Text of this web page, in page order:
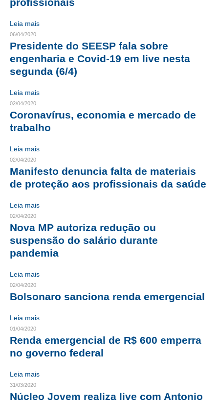
CONTRIBUIÇÃO ASSISTENCIAL
CONTRIBUIÇÃO ASSOCIATIVA OU ANUIDADE DE SÓCIO
CONTRIBUIÇÃO SINDICAL URBANA
REVISÃO DE APOSENTADORIA
FGTS CORREÇÃO
LEI 5.194/1966 – REGULAMENTAÇÃO DA PROFISSÃO
LEI 6.496/1977 – ART
RES 1.002/2002 – CÓDIGO DE ÉTICA
PISO SALARIAL
OPORTUNIDADES
APRESENTAÇÃO
EMPREGO E ESTÁGIO
CARREIRA
NEWSLETTER
profissionais
Leia mais
06/04/2020
Presidente do SEESP fala sobre
engenharia e Covid-19 em live nesta
segunda (6/4)
Leia mais
02/04/2020
Coronavírus, economia e mercado de
trabalho
Leia mais
02/04/2020
Manifesto denuncia falta de materiais
de proteção aos profissionais da saúde
Leia mais
02/04/2020
Nova MP autoriza redução ou
suspensão do salário durante
pandemia
Leia mais
02/04/2020
Bolsonaro sanciona renda emergencial
Leia mais
01/04/2020
Renda emergencial de R$ 600 emperra
no governo federal
Leia mais
31/03/2020
Núcleo Jovem realiza live com Antonio